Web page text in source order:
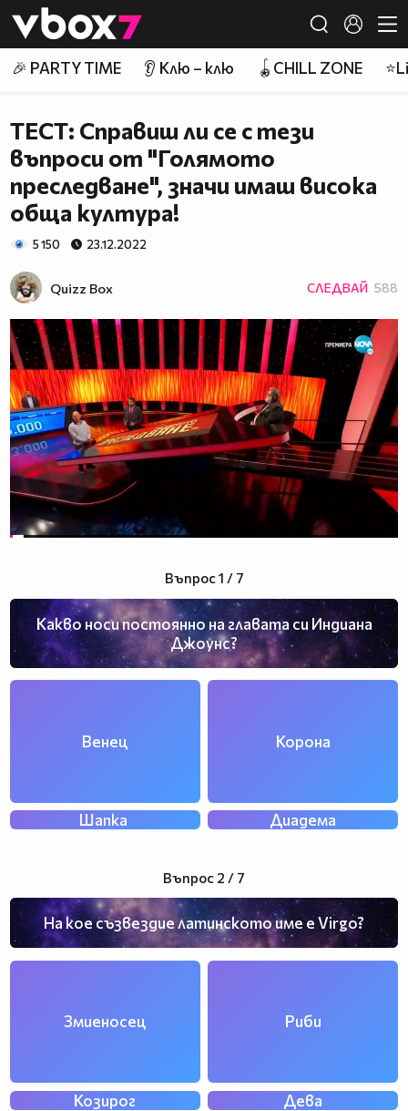
👾
🎉 PARTY TIME 👂 Клю – клю 🪀CHILL ZONE
ТЕСТ: Справиш ли се с тези
въпроси от "Голямото
преследване", значи имаш висока
обща култура!
5 150 23.12.2022
Quizz Box СЛЕДВАЙ 588
Въпрос 1 / 7
Какво носи постоянно на главата си Индиана
Джоунс?
Венец Корона
Шапка Диадема
Въпрос 2 / 7
На кое съзвездие латинското име е Virgo?
Змиеносец Риби
Козирог Дева